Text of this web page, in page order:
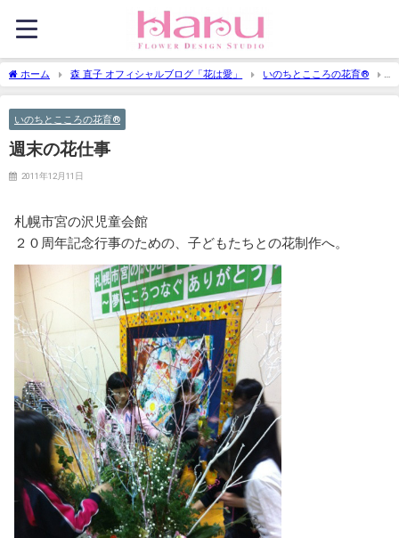
ホーム 森 直子 オフィシャルブログ「花は愛」
いのちとこころの花育®
週末の花仕事
いのちとこころの花育®
週末の花仕事
2011年12月11日
札幌市宮の沢児童会館
２０周年記念行事のための、子どもたちとの花制作へ。